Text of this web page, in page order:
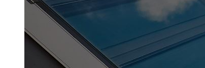
זכוכית מראה
זכוכית כהה ומשקפת